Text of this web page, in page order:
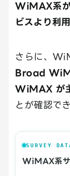
WiMAX系が
ビスより利
さらに、
Broad
WiMAX が
とが確認でき
SURVEY
WiMAX系サ